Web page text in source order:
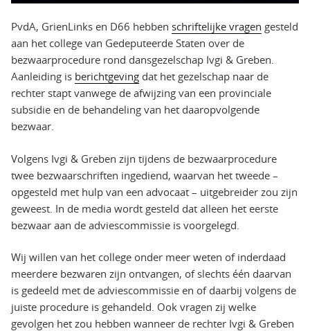
PvdA, GrienLinks en D66 hebben schriftelijke vragen gesteld
aan het college van Gedeputeerde Staten over de
bezwaarprocedure rond dansgezelschap Ivgi & Greben.
Aanleiding is berichtgeving dat het gezelschap naar de
rechter stapt vanwege de afwijzing van een provinciale
subsidie en de behandeling van het daaropvolgende
bezwaar.
Volgens Ivgi & Greben zijn tijdens de bezwaarprocedure
twee bezwaarschriften ingediend, waarvan het tweede –
opgesteld met hulp van een advocaat – uitgebreider zou zijn
geweest. In de media wordt gesteld dat alleen het eerste
bezwaar aan de adviescommissie is voorgelegd.
Wij willen van het college onder meer weten of inderdaad
meerdere bezwaren zijn ontvangen, of slechts één daarvan
is gedeeld met de adviescommissie en of daarbij volgens de
juiste procedure is gehandeld. Ook vragen zij welke
gevolgen het zou hebben wanneer de rechter Ivgi & Greben